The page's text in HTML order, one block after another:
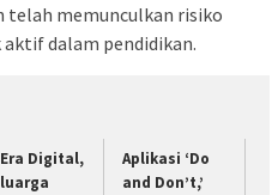
memunculkan risiko
dalam pendidikan.
Digital,
Aplikasi ‘Do
and Don’t,’